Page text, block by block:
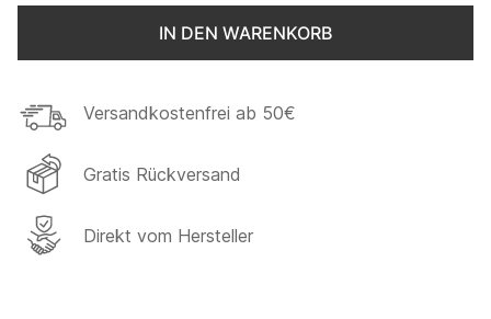
IN DEN WARENKORB
Versandkostenfrei ab 50€
Gratis Rückversand
Direkt vom Hersteller